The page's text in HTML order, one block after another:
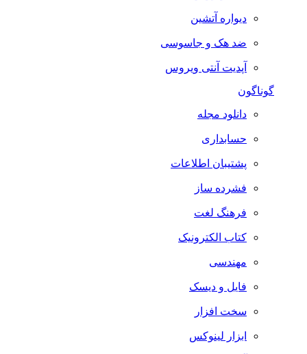
دیواره آتشین
ضد هک و جاسوسی
آپدیت آنتی ویروس
گوناگون
دانلود مجله
حسابداری
پشتیبان اطلاعات
فشرده ساز
فرهنگ لغت
کتاب الکترونیک
مهندسی
فایل و دیسک
سخت افزار
ابزار لینوکس